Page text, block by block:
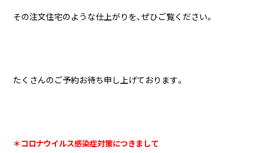
その注文住宅のような仕上がりを、ぜひご覧ください。
たくさんのご予約お待ち申し上げております。
＊コロナウイルス感染症対策につきまして